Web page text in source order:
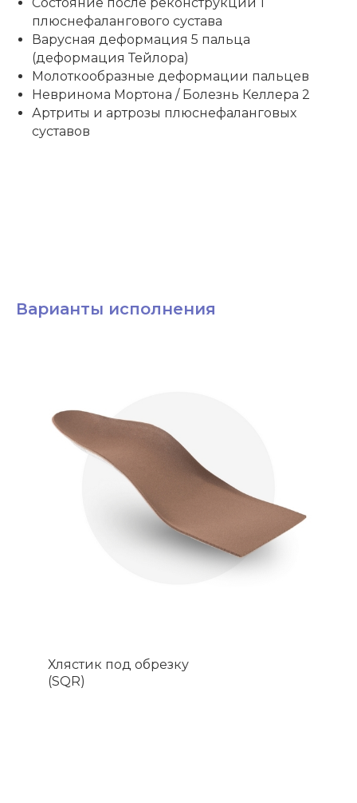
плюснефалангового сустава
Варусная деформация 5 пальца
(деформация Тейлора)
Молоткообразные деформации пальцев
Невринома Мортона / Болезнь Келлера 2
Артриты и артрозы плюснефаланговых
суставов
Варианты исполнения
Хлястик под обрезку
(SQR)